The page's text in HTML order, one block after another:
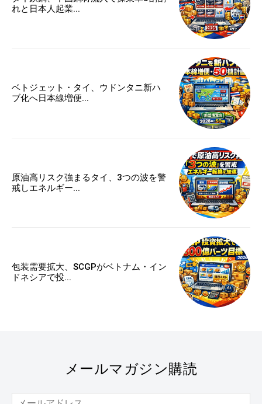
れと日本人起業...
ベトジェット・タイ、ウドンタニ新ハ
ブ化へ日本線増便...
原油高リスク強まるタイ、3つの波を警
戒しエネルギー...
包装需要拡大、SCGPがベトナム・イン
ドネシアで投...
メールマガジン購読